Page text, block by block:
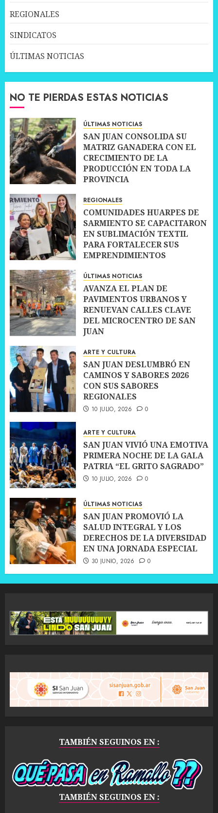
REGIONALES
SINDICATOS
ÚLTIMAS NOTICIAS
NO TE PIERDAS ESTAS NOTICIAS
ÚLTIMAS NOTICIAS
SAN JUAN CONSOLIDA SU
MATRIZ GANADERA CON EL
CRECIMIENTO DE LA
PRODUCCIÓN EN TODA LA
PROVINCIA
REGIONALES
COMUNIDADES HUARPES DE
SARMIENTO SE CAPACITARON
EN SUBLIMACIÓN TEXTIL
PARA FORTALECER SUS
EMPRENDIMIENTOS
ÚLTIMAS NOTICIAS
AVANZA EL PLAN DE
PAVIMENTOS URBANOS Y
RENUEVAN CALLES CLAVE
DEL MICROCENTRO DE SAN
JUAN
ARTE Y CULTURA
SAN JUAN DESLUMBRÓ EN
CAMINOS Y SABORES 2026
CON SUS SABORES
REGIONALES
10 JULIO, 2026 0
ARTE Y CULTURA
SAN JUAN VIVIÓ UNA EMOTIVA
PRIMERA NOCHE DE LA GALA
PATRIA “EL GRITO SAGRADO”
10 JULIO, 2026 0
ÚLTIMAS NOTICIAS
SAN JUAN PROMOVIÓ LA
SALUD INTEGRAL Y LOS
DERECHOS DE LA DIVERSIDAD
EN UNA JORNADA ESPECIAL
30 JUNIO, 2026 0
TAMBIÉN SEGUINOS EN :
TAMBIÉN SEGUINOS EN :